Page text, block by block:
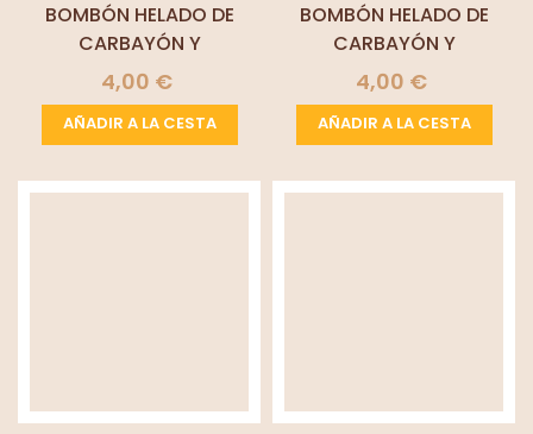
BOMBÓN HELADO DE
CARBAYÓN Y
CHOCOLATE
CARAMELIZADO
4,00 €
AÑADIR A LA CESTA
BOMBÓN HELADO DE
CARBAYÓN Y
CHOCOLATE
ALMENDRADO
4,00 €
AÑADIR A LA CESTA